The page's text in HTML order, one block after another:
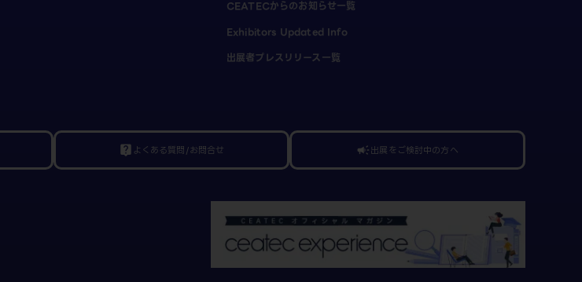
CEATECからのお知らせ一覧
Exhibitors Updated Info
出展者プレスリリース一覧
live_help よくある質問/お問合せ campaign出展をご検討中の方へ